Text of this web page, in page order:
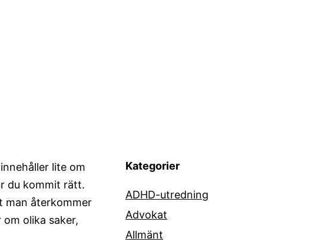
lite om
du kommit rätt.
man återkommer
olika saker,
Kategorier
ADHD-utredning
Advokat
Allmänt